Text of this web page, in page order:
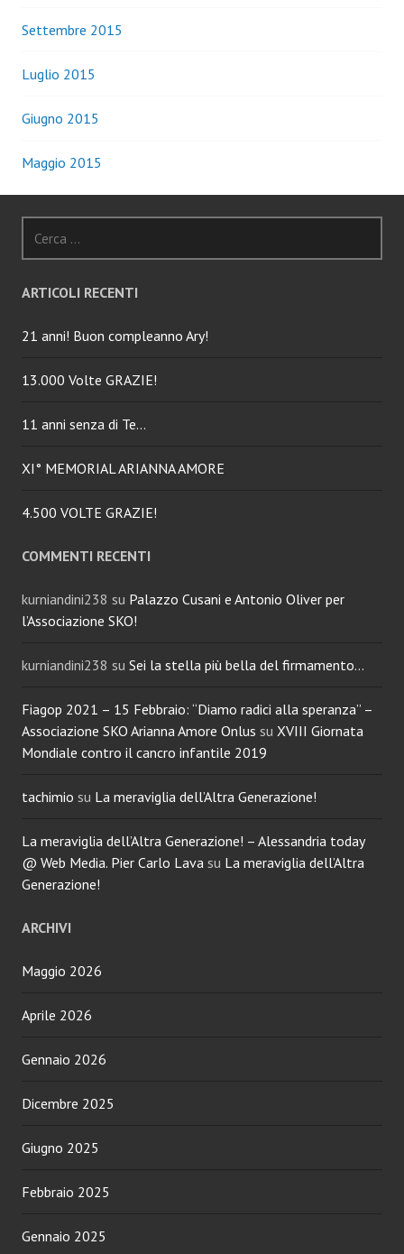
Settembre 2015
Luglio 2015
Giugno 2015
Maggio 2015
per:
ARTICOLI RECENTI
21 anni! Buon compleanno Ary!
13.000 Volte GRAZIE!
11 anni senza di Te…
XI° MEMORIAL ARIANNA AMORE
4.500 VOLTE GRAZIE!
COMMENTI RECENTI
kurniandini238 su Palazzo Cusani e Antonio Oliver per
l’Associazione SKO!
kurniandini238 su Sei la stella più bella del firmamento…
Fiagop 2021 – 15 Febbraio: “Diamo radici alla speranza” –
Associazione SKO Arianna Amore Onlus su XVIII Giornata
Mondiale contro il cancro infantile 2019
tachimio su La meraviglia dell’Altra Generazione!
La meraviglia dell’Altra Generazione! – Alessandria today
@ Web Media. Pier Carlo Lava su La meraviglia dell’Altra
Generazione!
ARCHIVI
Maggio 2026
Aprile 2026
Gennaio 2026
Dicembre 2025
Giugno 2025
Febbraio 2025
Gennaio 2025